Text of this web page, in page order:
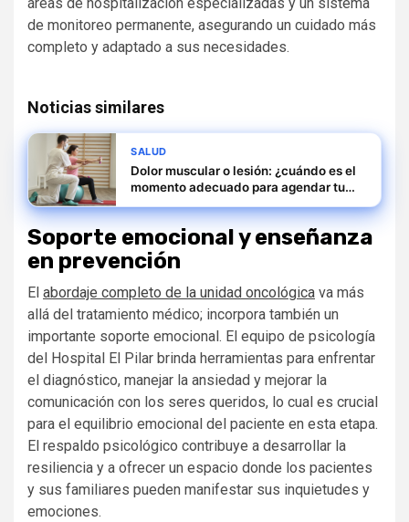
de monitoreo permanente, asegurando un cuidado más
completo y adaptado a sus necesidades.
Noticias similares
SALUD
Dolor muscular o lesión: ¿cuándo es el
momento adecuado para agendar tu
evaluación?
Soporte emocional y enseñanza
en prevención
El abordaje completo de la unidad oncológica va más
allá del tratamiento médico; incorpora también un
importante soporte emocional. El equipo de psicología
del Hospital El Pilar brinda herramientas para enfrentar
el diagnóstico, manejar la ansiedad y mejorar la
comunicación con los seres queridos, lo cual es crucial
para el equilibrio emocional del paciente en esta etapa.
El respaldo psicológico contribuye a desarrollar la
resiliencia y a ofrecer un espacio donde los pacientes
y sus familiares pueden manifestar sus inquietudes y
emociones.